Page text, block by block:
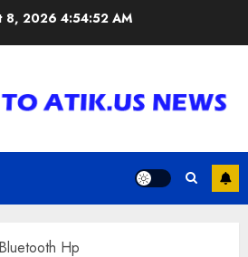
8, 2026 4:54:52 AM
Hp